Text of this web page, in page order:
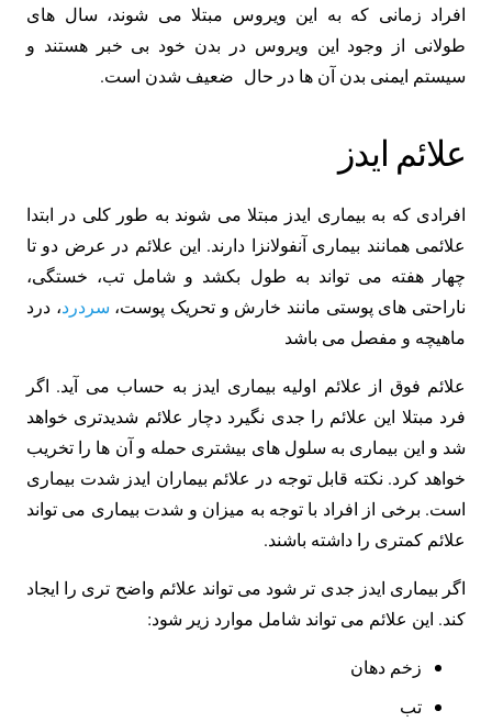
افراد زمانی که به این ویروس مبتلا می شوند، سال های
طولانی از وجود این ویروس در بدن خود بی خبر هستند و
سیستم ایمنی بدن آن ها در حال ضعیف شدن است.
علائم ایدز
افرادی که به بیماری ایدز مبتلا می شوند به طور کلی در ابتدا
علائمی همانند بیماری آنفولانزا دارند. این علائم در عرض دو تا
چهار هفته می تواند به طول بکشد و شامل تب، خستگی،
ناراحتی های پوستی مانند خارش و تحریک پوست، سردرد، درد
ماهیچه و مفصل می باشد
علائم فوق از علائم اولیه بیماری ایدز به حساب می آید. اگر
فرد مبتلا این علائم را جدی نگیرد دچار علائم شدیدتری خواهد
شد و این بیماری به سلول های بیشتری حمله و آن ها را تخریب
خواهد کرد. نکته قابل توجه در علائم بیماران ایدز شدت بیماری
است. برخی از افراد با توجه به میزان و شدت بیماری می تواند
علائم کمتری را داشته باشند.
اگر بیماری ایدز جدی تر شود می تواند علائم واضح تری را ایجاد
کند. این علائم می تواند شامل موارد زیر شود:
زخم دهان
تب